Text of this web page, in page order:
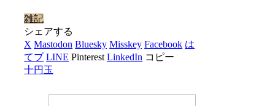
雑記
シェアする
X Mastodon Bluesky Misskey Facebook は
てブ LINE Pinterest LinkedIn コピー
十円玉